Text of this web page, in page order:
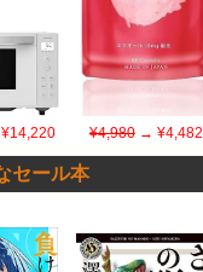
¥4,980→ ¥4,482
セール本